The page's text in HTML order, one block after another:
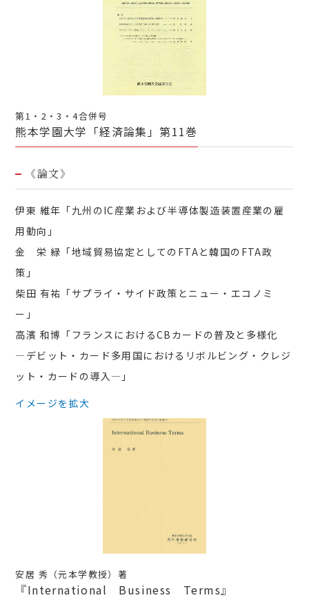
第1・2・3・4合併号
熊本学園大学「経済論集」第11巻
《論文》
伊東 維年「九州のIC産業および半導体製造装置産業の雇
用動向」
金 栄 緑「地域貿易協定としてのFTAと韓国のFTA政
策」
柴田 有祐「サプライ・サイド政策とニュー・エコノミ
ー」
高濱 和博「フランスにおけるCBカードの普及と多様化
―デビット・カード多用国におけるリボルビング・クレジ
ット・カードの導入―」
イメージを拡大
安居 秀（元本学教授）著
『International Business Terms』